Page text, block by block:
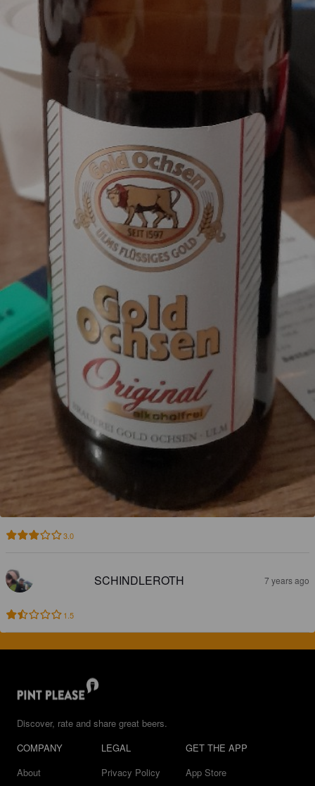
3.0
SCHINDLEROTH 7 years ago
1.5
Discover, rate and share great beers.
COMPANY
About
LEGAL
Privacy Policy
GET THE APP
App Store